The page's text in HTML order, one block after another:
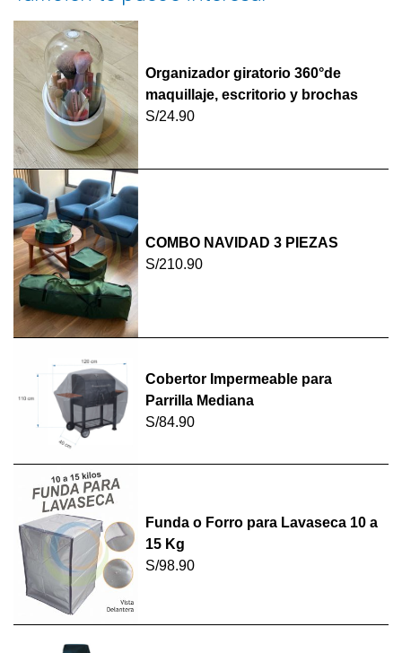
Organizador giratorio 360°de
maquillaje, escritorio y brochas
S/24.90
COMBO NAVIDAD 3 PIEZAS
S/210.90
Cobertor Impermeable para
Parrilla Mediana
S/84.90
Funda o Forro para Lavaseca 10 a
15 Kg
S/98.90